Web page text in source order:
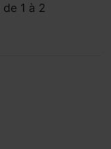
de 1 à 2